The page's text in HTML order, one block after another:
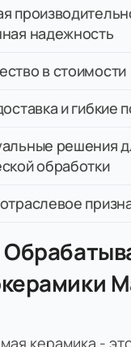
надежность
в стоимости
и гибкие
решения
обработки